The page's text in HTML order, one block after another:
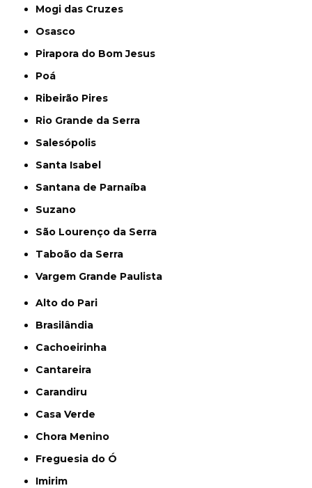
Mogi das Cruzes
Osasco
Pirapora do Bom Jesus
Poá
Ribeirão Pires
Rio Grande da Serra
Salesópolis
Santa Isabel
Santana de Parnaíba
Suzano
São Lourenço da Serra
Taboão da Serra
Vargem Grande Paulista
Alto do Pari
Brasilândia
Cachoeirinha
Cantareira
Carandiru
Casa Verde
Chora Menino
Freguesia do Ó
Imirim